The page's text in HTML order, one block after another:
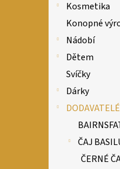
Kosmetika
Konopné
Nádobí
Dětem
Svíčky
Dárky
DODAVATELÉ
ČAJ
ČERNÉ